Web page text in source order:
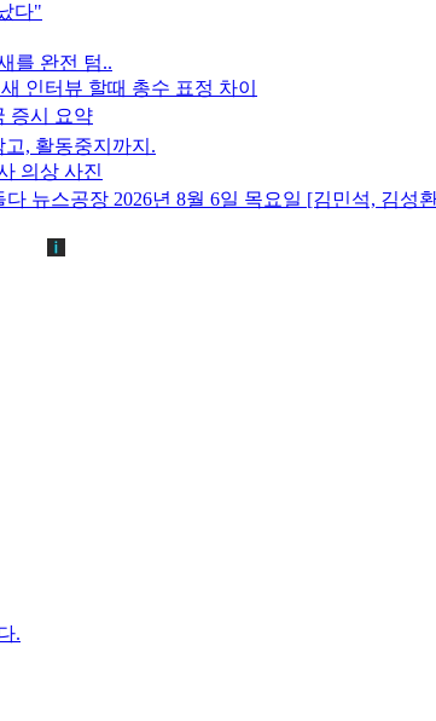
다"
를 완전 텀..
인터뷰 할때 총수 표정 차이
증시 요약
, 활동중지까지.
의상 사진
뉴스공장 2026년 8월 6일 목요일 [김민석, 김
.